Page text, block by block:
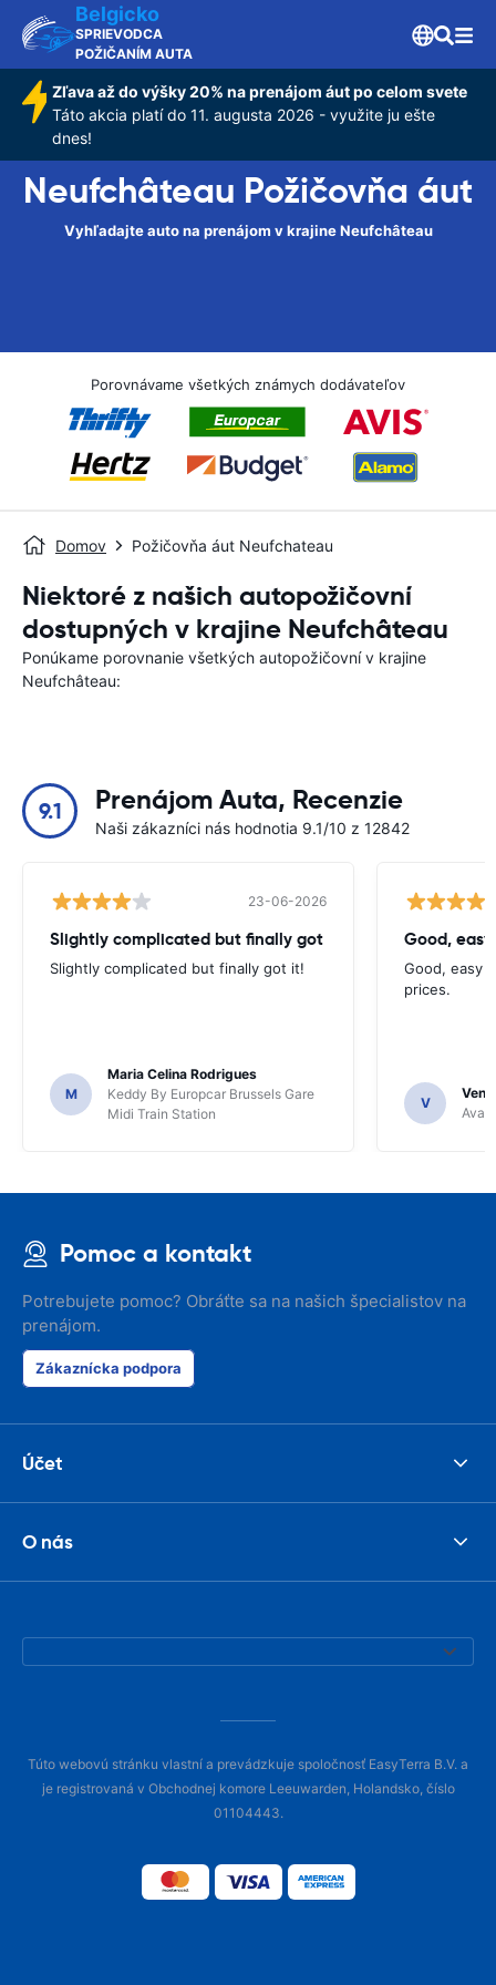
Belgicko
SPRIEVODCA
POŽIČANÍM AUTA
Zľava až do výšky 20% na prenájom áut po celom svete
Táto akcia platí do 11. augusta 2026 - využite ju ešte
dnes!
Neufchâteau Požičovňa áut
Vyhľadajte auto na prenájom v krajine Neufchâteau
Porovnávame všetkých známych dodávateľov
Domov Požičovňa áut Neufchateau
Niektoré z našich autopožičovní
dostupných v krajine Neufchâteau
Ponúkame porovnanie všetkých autopožičovní v krajine
Neufchâteau:
9.1 Prenájom Auta, Recenzie
Naši zákazníci nás hodnotia 9.1/10 z 12842
23-06-2026
Slightly complicated but finally got
Slightly complicated but finally got it!
M
Maria Celina Rodrigues
Keddy By Europcar Brussels Gare
Midi Train Station
Good,
Good, easy
prices.
V
Pomoc a kontakt
Potrebujete pomoc? Obráťte sa na našich špecialistov na
prenájom.
Zákaznícka podpora
Účet
O nás
Túto webovú stránku vlastní a prevádzkuje spoločnosť EasyTerra B.V. a
je registrovaná v Obchodnej komore Leeuwarden, Holandsko, číslo
01104443.